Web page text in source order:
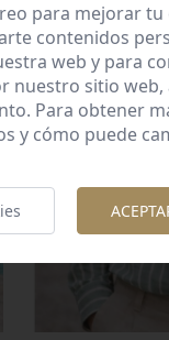
para mejorar tu
contenidos
web y para
nuestro sitio
Para obtener
y cómo puede